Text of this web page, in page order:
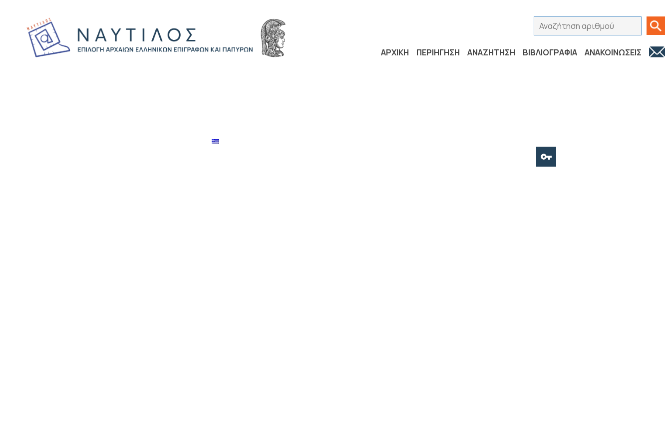
Αναζήτηση αριθμού
ΑΡΧΙΚΗ
ΠΕΡΙΗΓΗΣΗ ΑΝΑΖΗΤΗΣΗ ΒΙΒΛΙΟΓΡΑΦΙΑ ΑΝΑΚΟΙΝΩΣΕΙΣ